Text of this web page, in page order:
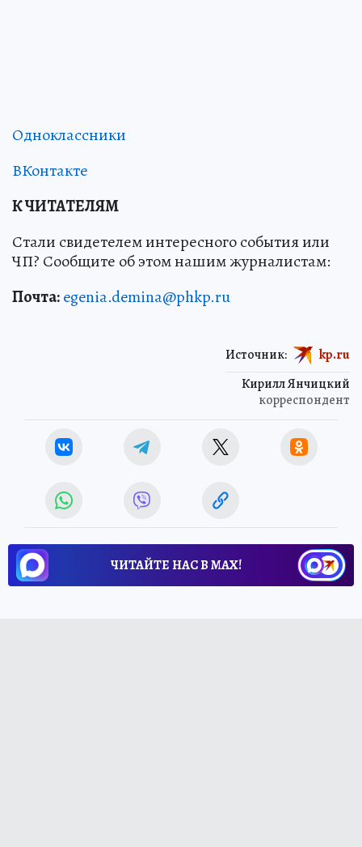
Одноклассники
ВКонтакте
К ЧИТАТЕЛЯМ
Стали свидетелем интересного события или
ЧП? Сообщите об этом нашим журналистам:
Почта:egenia.demina@phkp.ru
Кирилл Янчицкий
корреспондент
Источник: kp.ru
ЧИТАЙТЕ НАС В МАХ!